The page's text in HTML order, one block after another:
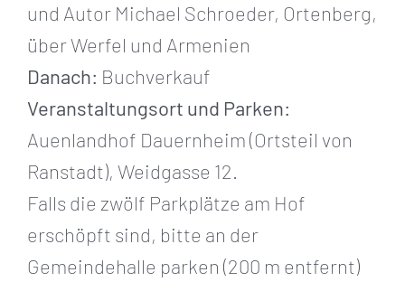
und Autor Michael Schroeder, Ortenberg,
über Werfel und Armenien
Danach: Buchverkauf
Veranstaltungsort und Parken:
Auenlandhof Dauernheim (Ortsteil von
Ranstadt), Weidgasse 12.
Falls die zwölf Parkplätze am Hof
erschöpft sind, bitte an der
Gemeindehalle parken (200 m entfernt)